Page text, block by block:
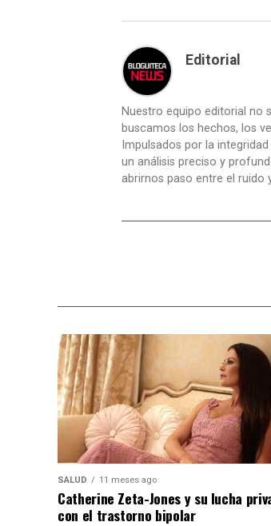
Editorial
Nuestro equipo editorial no
buscamos los hechos, los
Impulsados por la
un análisis preciso y
abrirnos paso entre el ruido
SALUD 11 meses ago
Catherine Zeta-Jones y su lucha
con el trastorno bipolar